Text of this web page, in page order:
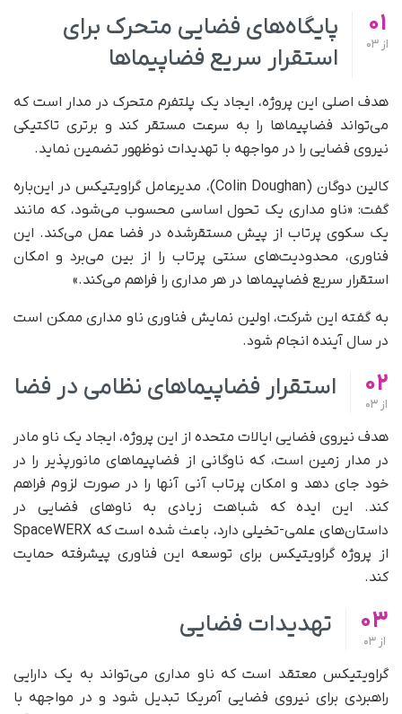
01
از
پایگاه‌های فضایی متحرک برای
استقرار سریع فضاپیماها
هدف اصلی این پروژه، ایجاد یک پلتفرم متحرک در مدار است که
می‌تواند فضاپیماها را به سرعت مستقر کند و برتری تاکتیکی
نیروی فضایی را در مواجهه با تهدیدات نوظهور تضمین نماید.
کالین دوگان (Colin Doughan)، مدیرعامل گراویتیکس در این‌باره
گفت: «ناو مداری یک تحول اساسی محسوب می‌شود، که مانند
یک سکوی پرتاب از پیش مستقرشده در فضا عمل می‌کند. این
فناوری، محدودیت‌های سنتی پرتاب را از بین می‌برد و امکان
استقرار سریع فضاپیماها در هر مداری را فراهم می‌کند.»
به گفته این شرکت، اولین نمایش فناوری ناو مداری ممکن است
در سال آینده انجام شود.
02
از
استقرار فضاپیماهای نظامی در فضا
هدف نیروی فضایی ایالات متحده از این پروژه، ایجاد یک ناو مادر
در مدار زمین است، که ناوگانی از فضاپیماهای مانورپذیر را در
خود جای دهد و امکان پرتاب آنی آنها را در صورت لزوم فراهم
کند. این ایده که شباهت زیادی به ناوهای فضایی در
داستان‌های علمی‌-تخیلی دارد، باعث شده است که SpaceWERX
از پروژه گراویتیکس برای توسعه این فناوری پیشرفته حمایت
کند.
03
از 03
تهدیدات فضایی
گراویتیکس معتقد است که ناو مداری می‌تواند به یک دارایی
راهبردی برای نیروی فضایی آمریکا تبدیل شود و در مواجهه با